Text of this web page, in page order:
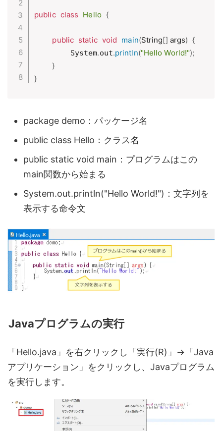
public class Hello {
public static void main(String[] args) {
        System
.out.println("Hello World!");
}
}
package demo：パッケージ名
public class Hello：クラス名
public static void main：プログラムはこの
main関数から始まる
System.out.println("Hello World!")：文字列を
表示する命令文
Javaプログラムの実行
「Hello.java」を右クリックし「実行(R)」→「Java
アプリケーション」をクリックし、Javaプログラム
を実行します。